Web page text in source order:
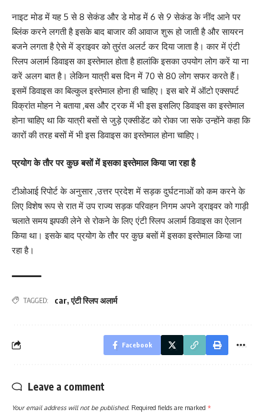
नाइट मोड में यह 5 से 8 सेकंड और डे मोड में 6 से 9 सेकंड के नींद आने पर
ब्लिंक करने लगती है इसके बाद बाजार की आवाज शुरू हो जाती है और सायरन
बजने लगता है ऐसे में ड्राइवर को तुरंत अलर्ट कर दिया जाता है। कार में एंटी
स्लिप अलार्म डिवाइस का इस्तेमाल होता है हालांकि इसका उपयोग लोग करें या ना
करें अलग बात है। लेकिन यात्री बस दिन में 70 से 80 लोग सफर करते हैं।
इसमें डिवाइस का बिल्कुल इस्तेमाल होना ही चाहिए। इस बारे में ऑटो एक्सपर्ट
विक्रांत मोहन ने बताया ,बस और ट्रक में भी इस इसलिए डिवाइस का इस्तेमाल
होना चाहिए था कि यात्री बसों से जुड़े एक्सीडेंट को रोका जा सके उन्होंने कहा कि
कारों की तरह बसों में भी इस डिवाइस का इस्तेमाल होना चाहिए।
प्रयोग के तौर पर कुछ बसों में इसका इस्तेमाल किया जा रहा है
टीओआई रिपोर्ट के अनुसार ,उत्तर प्रदेश में सड़क दुर्घटनाओं को कम करने के
लिए विशेष रूप से रात में उप राज्य सड़क परिवहन निगम अपने ड्राइवर को गाड़ी
चलाते समय झपकी लेने से रोकने के लिए एंटी स्लिप अलार्म डिवाइस का ऐलान
किया था। इसके बाद प्रयोग के तौर पर कुछ बसों में इसका इस्तेमाल किया जा
रहा है।
TAGGED: car,एंटी स्लिप अलार्म
Facebook
Leave a comment
Your email address will not be published. Required fields are marked *